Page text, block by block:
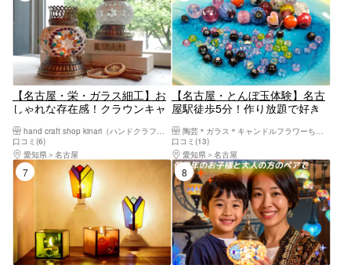
【名古屋・栄・ガラス細工】お
しゃれな存在感！クラウンキャ
hand craft shop kinari（ハンドクラフトショップキナリ）
口コミ(6)
愛知県
名古屋
【名古屋・とんぼ玉体験】名古
屋駅徒歩5分！作り放題で好き
20～50個制作）
陶芸＊ガラス＊キャンドルフラワーちよ野【名古屋駅前本店】
口コミ(13)
愛知県
名古屋
7位 8位